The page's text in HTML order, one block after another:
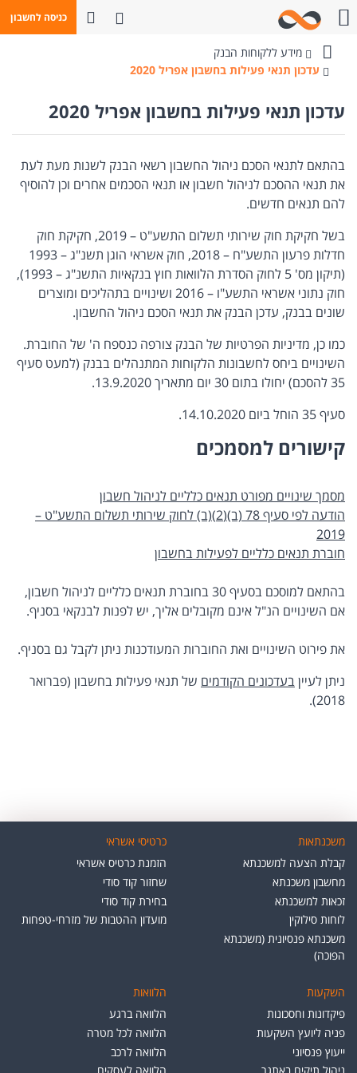
כניסה לחשבון
פתח חיפושחייגו אלינו
בנק
מידע ללקוחות הבנק
עדכון תנאי פעילות בחשבון אפריל 2020
עדכון תנאי פעילות בחשבון אפריל 2020
בהתאם לתנאי הסכם ניהול החשבון רשאי הבנק לשנות מעת לעת
את תנאי ההסכם לניהול חשבון או תנאי הסכמים אחרים וכן להוסיף
להם תנאים חדשים.
בשל חקיקת חוק שירותי תשלום התשע"ט – 2019, חקיקת חוק
חדלות פרעון התשע"ח – 2018, חוק אשראי הוגן תשנ"ג – 1993
(תיקון מס' 5 לחוק הסדרת הלוואות חוץ בנקאיות התשנ"ג – 1993),
חוק נתוני אשראי התשע"ו – 2016 ושינויים בתהליכים ומוצרים
שונים בבנק, עדכן הבנק את תנאי הסכם ניהול החשבון.
כמו כן, מדיניות הפרטיות של הבנק צורפה כנספח ה' של החוברת.
השינויים ביחס לחשבונות הלקוחות המתנהלים בבנק (למעט סעיף
35 להסכם) יחולו בתום 30 יום מתאריך 13.9.2020.
סעיף 35 הוחל ביום 14.10.2020.
קישורים למסמכים ​
מסמך שינויים מפורט תנאים כלליים לניהול חשבון​
הודעה לפי סעיף 78 (ב)(2)(ב) לחוק שירותי תשלום התשע"ט –
2019
חוברת תנאים כלליים לפעילות בחשבון
בהתאם למוסכם בסעיף 30 בחוברת תנאים כלליים לניהול חשבון,
אם השינויים הנ"ל אינם מקובלים אליך, יש לפנות לבנקאי בסניף.
את פירוט השינויים ואת החוברות המעודכנות ניתן לקבל גם בסניף.
ניתן לעייןבעדכונים הקודמים של תנאי פעילות בחשבון (פברואר
2018).
משכנתאות
קבלת הצעה למשכנתא
מחשבון משכנתא
זכאות למשכנתא
לוחות סילוקין
משכנתא פנסיונית (משכנתא
הפוכה)
כרטיסי אשראי
הזמנת כרטיס אשראי
שחזור קוד סודי
בחירת קוד סודי
מועדון ההטבות של מזרחי-טפחות
השקעות
פיקדונות וחסכונות
פניה ליועץ השקעות
ייעוץ פנסיוני
הלוואות
הלוואה ברגע
הלוואה לכל מטרה
הלוואה לרכב